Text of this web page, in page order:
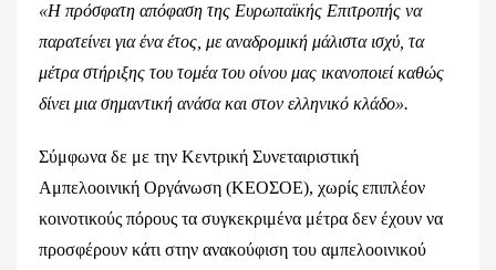
«Η πρόσφατη απόφαση της Ευρωπαϊκής Επιτροπής να
παρατείνει για ένα έτος, με αναδρομική μάλιστα ισχύ, τα
μέτρα στήριξης του τομέα του οίνου μας ικανοποιεί καθώς
δίνει μια σημαντική ανάσα και στον ελληνικό κλάδο».
Σύμφωνα δε με την Κεντρική Συνεταιριστική
Αμπελοοινική Οργάνωση (ΚΕΟΣΟΕ), χωρίς επιπλέον
κοινοτικούς πόρους τα συγκεκριμένα μέτρα δεν έχουν να
προσφέρουν κάτι στην ανακούφιση του αμπελοοινικού